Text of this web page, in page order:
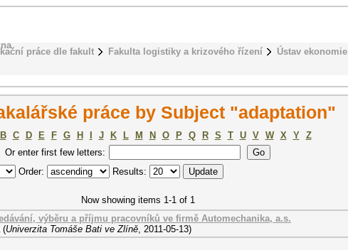
práce dle fakult Fakulta logistiky a krizového řízení Ústav ekonomie
práce by Subject "adaptation"
B C D E F G H J K L M N O P Q R S T U V W X Y
Z
Or enter first few letters:
Order: Results:
Now showing items 1-1 of 1
výběru a příjmu pracovníků ve firmě Automechanika, a.s.
(Univerzita Tomáše Bati ve Zlíně, 2011-05-13)